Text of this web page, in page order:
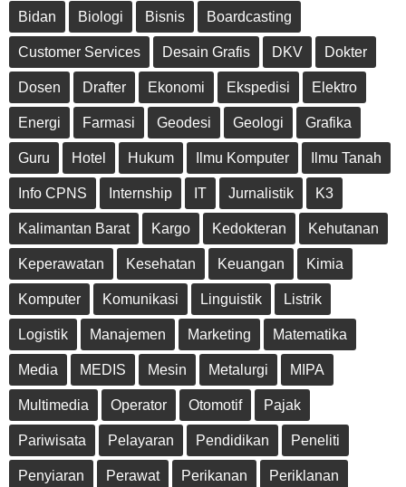
Bidan Biologi Bisnis Boardcasting
Customer Services Desain Grafis DKV Dokter
Dosen Drafter Ekonomi Ekspedisi Elektro
Energi Farmasi Geodesi Geologi Grafika
Guru Hotel Hukum Ilmu Komputer Ilmu Tanah
Info CPNS Internship IT Jurnalistik K3
Kalimantan Barat Kargo Kedokteran Kehutanan
Keperawatan Kesehatan Keuangan Kimia
Komputer Komunikasi Linguistik Listrik
Logistik Manajemen Marketing Matematika
Media MEDIS Mesin Metalurgi MIPA
Multimedia Operator Otomotif Pajak
Pariwisata Pelayaran Pendidikan Peneliti
Penyiaran Perawat Perikanan Periklanan